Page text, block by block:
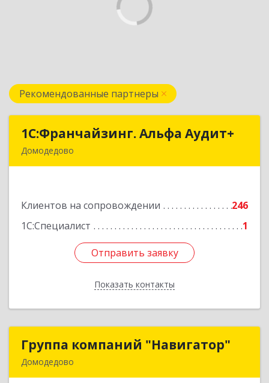
Рекомендованные партнеры
1С:Франчайзинг. Альфа Аудит+
Домодедово
Клиентов на сопровождении
246
1С:Специалист
1
Отправить заявку
Показать контакты
1С:Франчайзинг. Альфа Аудит+
Подробнее
Отправить заявку
Назад
Группа компаний "Навигатор"
Домодедово
Группа компаний "Навигатор"